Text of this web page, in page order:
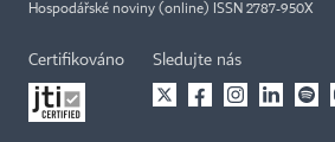
Hospodářské noviny (online) ISSN 2787-950X
Certifikováno Sledujte nás